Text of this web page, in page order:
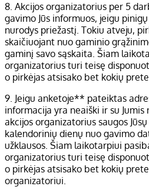
8. Akcijos organizatorius per 5
gavimo Jūs informuos, jeigu
nurodys priežastį. Tokiu atveju,
skaičiuojant nuo gaminio
gaminį savo sąskaita. Šiam
organizatorius turi teisę
o pirkėjas atsisako bet kokių
9. Jeigu anketoje** pateiktas
informacija yra neaiški ir su
akcijos organizatorius saugos
kalendorinių dienų nuo gavimo
užklausos. Šiam laikotarpiui
organizatorius turi teisę
o pirkėjas atsisako bet kokių
organizatoriui.